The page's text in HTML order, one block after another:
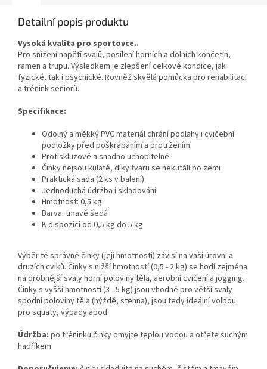
Detailní popis produktu
Vysoká kvalita pro sportovce..
Pro snížení napětí svalů, posílení horních a dolních končetin,
ramen a trupu. Výsledkem je zlepšení celkové kondice, jak
fyzické, tak i psychické. Rovněž skvělá pomůcka pro rehabilitaci
a trénink seniorů.
Specifikace:
Odolný a měkký PVC materiál chrání podlahy i cvičební
podložky před poškrábáním a protržením
Protiskluzové a snadno uchopitelné
Činky nejsou kulaté, díky tvaru se nekutálí po zemi
Praktická sada (2 ks v balení)
Jednoduchá údržba i skladování
Hmotnost: 0,5 kg
Barva: tmavě šedá
K dispozici od 0,5 kg do 5 kg
Výběr té správné činky (její hmotnosti) závisí na vaší úrovni a
druzích cviků. Činky s nižší hmotností (0,5 - 2 kg) se hodí zejména
na drobnější svaly horní poloviny těla, aerobní cvičení a jogging.
Činky s vyšší hmotností (3 - 5 kg) jsou vhodné pro větší svaly
spodní poloviny těla (hýždě, stehna), jsou tedy ideální volbou
pro squaty, výpady apod.
Údržba: po tréninku činky omyjte teplou vodou a otřete suchým
hadříkem.